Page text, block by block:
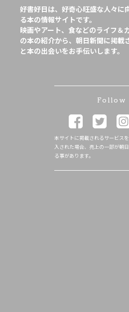
好書好日は、好奇心旺盛な人々に
る本の情報サイトです。
映画やアート、食などのライフ＆
の本の紹介から、朝日新聞に掲載
と本の出会いをお手伝いします。
Follow
本サイトに掲載されるサービス
入された場合、売上の一部が朝
る事があります。